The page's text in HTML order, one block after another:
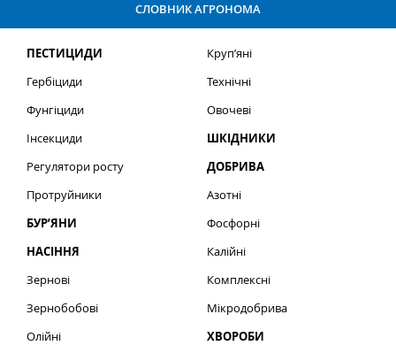
СЛОВНИК АГРОНОМА
ПЕСТИЦИДИ
Гербіциди
Фунгіциди
Інсекциди
Регулятори росту
Протруйники
БУР’ЯНИ
НАСІННЯ
Зернові
Зернобобові
Олійні
Круп’яні
Технічні
Овочеві
ШКІДНИКИ
ДОБРИВА
Азотні
Фосфорні
Калійні
Комплексні
Мікродобрива
ХВОРОБИ